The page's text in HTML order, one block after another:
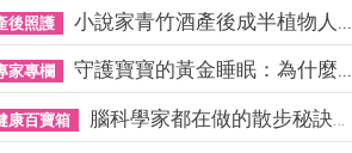
後照護 小說家青竹酒產後成半植物人...
家專欄 守護寶寶的黃金睡眠：為什麼...
康百寶箱 腦科學家都在做的散步秘訣！...